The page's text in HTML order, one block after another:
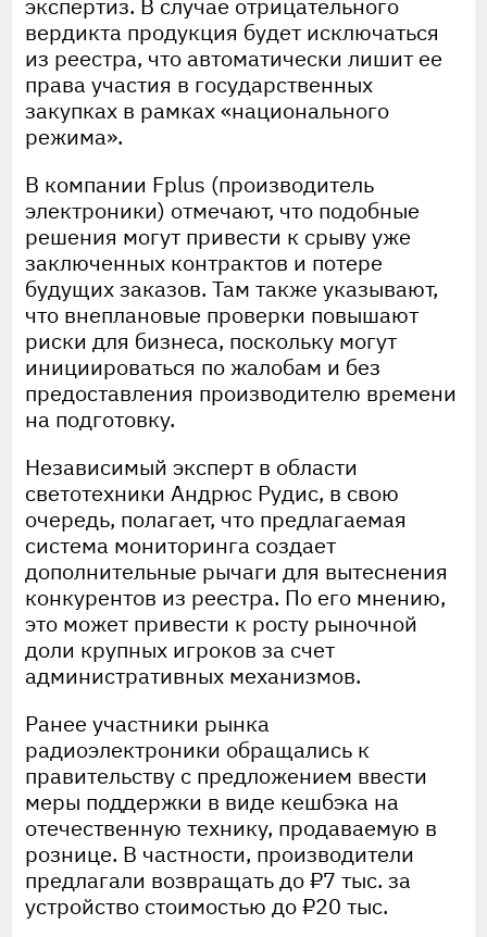
вердикта продукция будет исключаться
из реестра, что автоматически лишит ее
права участия в государственных
закупках в рамках «национального
режима».
В компании Fplus (производитель
электроники) отмечают, что подобные
решения могут привести к срыву уже
заключенных контрактов и потере
будущих заказов. Там также указывают,
что внеплановые проверки повышают
риски для бизнеса, поскольку могут
инициироваться по жалобам и без
предоставления производителю времени
на подготовку.
Независимый эксперт в области
светотехники Андрюс Рудис, в свою
очередь, полагает, что предлагаемая
система мониторинга создает
дополнительные рычаги для вытеснения
конкурентов из реестра. По его мнению,
это может привести к росту рыночной
доли крупных игроков за счет
административных механизмов.
Ранее участники рынка
радиоэлектроники обращались к
правительству с предложением ввести
меры поддержки в виде кешбэка на
отечественную технику, продаваемую в
рознице. В частности, производители
предлагали возвращать до ₽7 тыс. за
устройство стоимостью до ₽20 тыс.